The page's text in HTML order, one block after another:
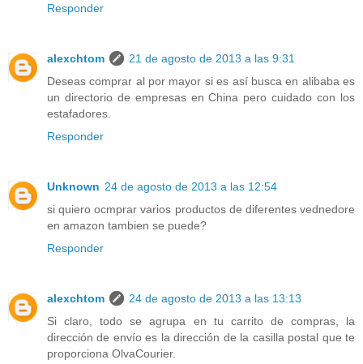
Responder
alexchtom
21 de agosto de 2013 a las 9:31
Deseas comprar al por mayor si es así busca en alibaba es
un directorio de empresas en China pero cuidado con los
estafadores.
Responder
Unknown 24 de agosto de 2013 a las 12:54
si quiero ocmprar varios productos de diferentes vednedore
en amazon tambien se puede?
Responder
alexchtom
24 de agosto de 2013 a las 13:13
Si claro, todo se agrupa en tu carrito de compras, la
dirección de envío es la dirección de la casilla postal que te
proporciona OlvaCourier.